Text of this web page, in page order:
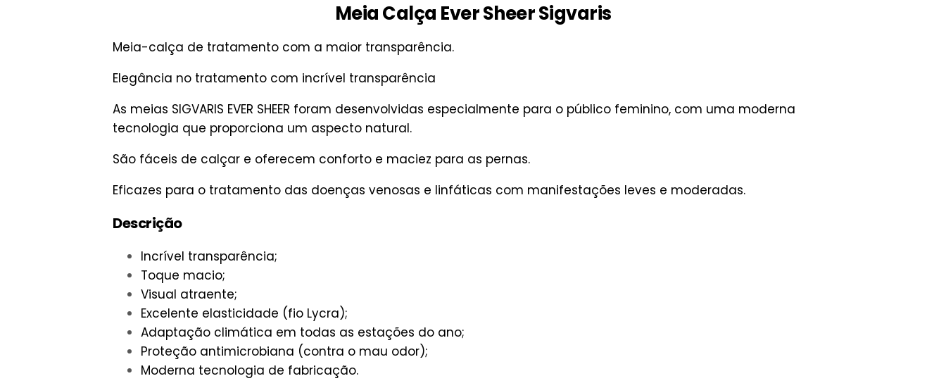
Meia Calça Ever Sheer Sigvaris
Meia-calça de tratamento com a maior transparência.
Elegância no tratamento com incrível transparência
As meias SIGVARIS EVER SHEER foram desenvolvidas especialmente para o público feminino, com uma moderna
tecnologia que proporciona um aspecto natural.
São fáceis de calçar e oferecem conforto e maciez para as pernas.
Eficazes para o tratamento das doenças venosas e linfáticas com manifestações leves e moderadas.
Descrição
Incrível transparência;
Toque macio;
Visual atraente;
Excelente elasticidade (fio Lycra);
Adaptação climática em todas as estações do ano;
Proteção antimicrobiana (contra o mau odor);
Moderna tecnologia de fabricação.